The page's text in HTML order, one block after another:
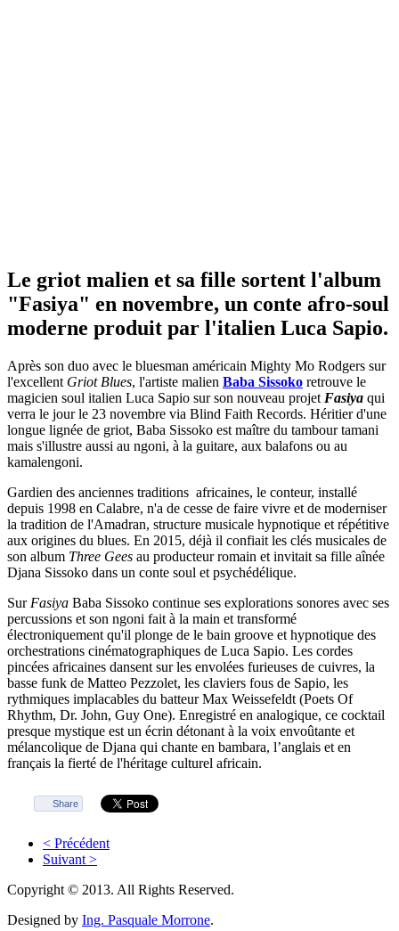
Le griot malien et sa fille sortent l'album
"Fasiya" en novembre, un conte afro-soul
moderne produit par l'italien Luca Sapio.
Après son duo avec le bluesman américain Mighty Mo Rodgers sur
l'excellent Griot Blues, l'artiste malien Baba Sissoko retrouve le
magicien soul italien Luca Sapio sur son nouveau projet Fasiya qui
verra le jour le 23 novembre via Blind Faith Records. Héritier d'une
longue lignée de griot, Baba Sissoko est maître du tambour tamani
mais s'illustre aussi au ngoni, à la guitare, aux balafons ou au
kamalengoni.
Gardien des anciennes traditions africaines, le conteur, installé
depuis 1998 en Calabre, n'a de cesse de faire vivre et de moderniser
la tradition de l'Amadran, structure musicale hypnotique et répétitive
aux origines du blues. En 2015, déjà il confiait les clés musicales de
son album Three Gees au producteur romain et invitait sa fille aînée
Djana Sissoko dans un conte soul et psychédélique.
Sur Fasiya Baba Sissoko continue ses explorations sonores avec ses
percussions et son ngoni fait à la main et transformé
électroniquement qu'il plonge de le bain groove et hypnotique des
orchestrations cinématographiques de Luca Sapio. Les cordes
pincées africaines dansent sur les envolées furieuses de cuivres, la
basse funk de Matteo Pezzolet, les claviers fous de Sapio, les
rythmiques implacables du batteur Max Weissefeldt (Poets Of
Rhythm, Dr. John, Guy One). Enregistré en analogique, ce cocktail
presque mystique est un écrin détonant à la voix envoûtante et
mélancolique de Djana qui chante en bambara, l’anglais et en
français la fierté de l'héritage culturel africain.
Share
< Précédent
Suivant >
Copyright © 2013. All Rights Reserved.
Designed by Ing. Pasquale Morrone.